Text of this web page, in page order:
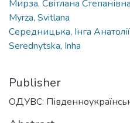
Мирза, Світлана Степанівна
Myrza, Svitlana
Середницька, Інга
Serednytska, Inha
Publisher
ОДУВС: